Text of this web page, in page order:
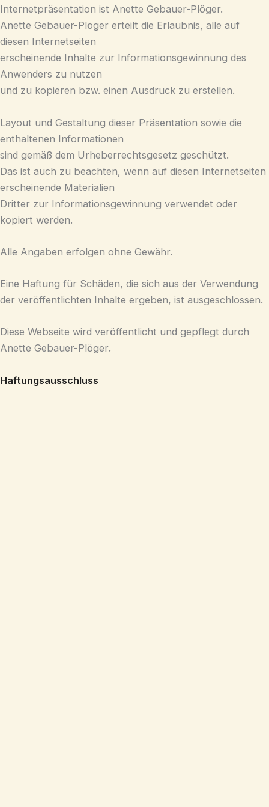
Internetpräsentation ist Anette Gebauer-Plöger.
Anette Gebauer-Plöger erteilt die Erlaubnis, alle auf
diesen Internetseiten
erscheinende Inhalte zur Informationsgewinnung des
Anwenders zu nutzen
und zu kopieren bzw. einen Ausdruck zu erstellen.
Layout und Gestaltung dieser Präsentation sowie die
enthaltenen Informationen
sind gemäß dem Urheberrechtsgesetz geschützt.
Das ist auch zu beachten, wenn auf diesen Internetseiten
erscheinende Materialien
Dritter zur Informationsgewinnung verwendet oder
kopiert werden.
Alle Angaben erfolgen ohne Gewähr.
Eine Haftung für Schäden, die sich aus der Verwendung
der veröffentlichten Inhalte ergeben, ist ausgeschlossen.
Diese Webseite wird veröffentlicht und gepflegt durch
Anette Gebauer-Plöger.
Haftungsausschluss